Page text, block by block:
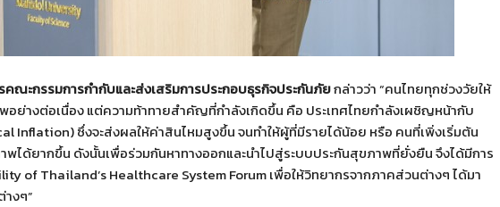
ณะกรรมการกำกับและส่งเสริมการประกอบธุรกิจประกันภัยกล่าวว่า “คนไทยทุกช่วงวัยให้
ย่างต่อเนื่อง แต่ความท้าทายสำคัญที่กำลังเกิดขึ้น คือ ประเทศไทยกำลังเผชิญหน้ากับ
Inflation) ซึ่งจะส่งผลให้ค่าสินไหมสูงขึ้น จนทำให้ผู้ที่มีรายได้น้อย หรือ คนที่เพิ่งเริ่มต้น
พได้ยากขึ้น ดังนั้นเพื่อร่วมกันหาทางออกและนำไปสู่ระบบประกันสุขภาพที่ยั่งยืน จึงได้มีการ
of Thailand’s Healthcare System Forum เพื่อให้วิทยากรจากภาคส่วนต่างๆ ได้มา
งๆ”